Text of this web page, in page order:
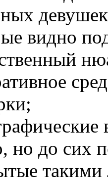
видно
но до сих
такими